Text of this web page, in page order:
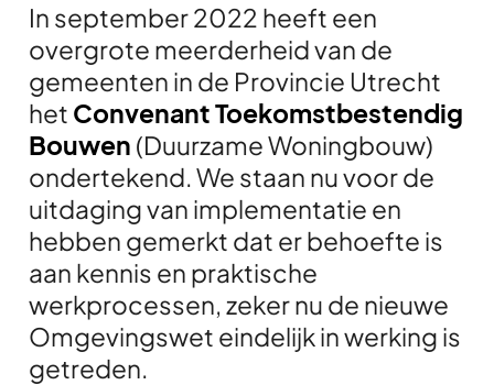
In september 2022 heeft een
overgrote meerderheid van de
gemeenten in de Provincie Utrecht
het Convenant Toekomstbestendig
Bouwen (Duurzame Woningbouw)
ondertekend. We staan nu voor de
uitdaging van implementatie en
hebben gemerkt dat er behoefte is
aan kennis en praktische
werkprocessen, zeker nu de nieuwe
Omgevingswet eindelijk in werking is
getreden.